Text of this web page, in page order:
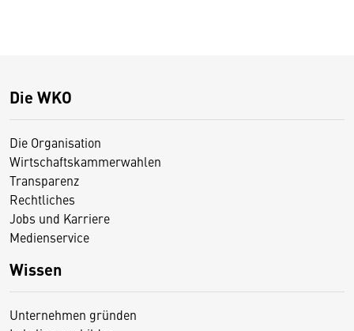
Die WKO
Die Organisation
Wirtschaftskammerwahlen
Transparenz
Rechtliches
Jobs und Karriere
Medienservice
Wissen
Unternehmen gründen